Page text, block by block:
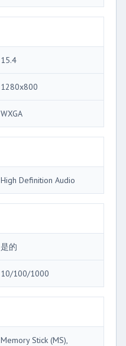
15.4
1280x800
WXGA
High Definition Audio
是的
10/100/1000
Memory Stick (MS),